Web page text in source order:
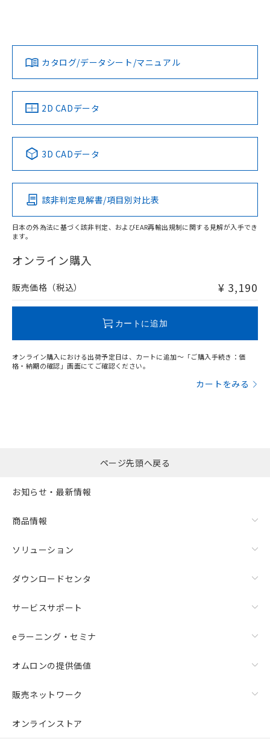
ダウンロードデータをご利用いただく前に、以下を必ずお読
みください。
ソフトウェアの使用条件
対応済み
中国 RoHS 注意事項・凡例
Pb Hg Cd Cr(VI)
O
在庫等で未対応品が混在する可能性があります。
問い合わせください。
カタログ/データシート/マニュアル
2D CADデータ
3D CADデータ
該非判定見解書/項目別対比表
日本の外為法に基づく該非判定、およびEAR再輸出規制に関する見解が入手でき
ます。
オンライン購入
販売価格（税込） ¥ 3,190
カートに追加
オンライン購入における出荷予定日は、カートに追加～「ご購入手続き：価
格・納期の確認」画面にてご確認ください。
カートをみる
ページ先頭へ戻る
お知らせ・最新情報
商品情報
ソリューション
ダウンロードセンタ
サービスサポート
eラーニング・セミナ
オムロンの提供価値
販売ネットワーク
オンラインストア